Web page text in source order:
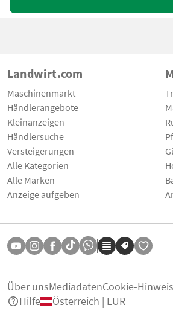
Landwirt.com
Maschinenmarkt
Händlerangebote
Kleinanzeigen
Händlersuche
Versteigerungen
Alle Kategorien
Alle Marken
Anzeige aufgeben
Über unsMediadatenCookie-
Hilfe
Österreich | EUR